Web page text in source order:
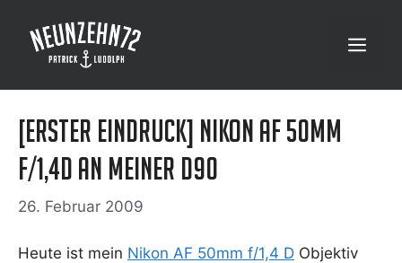
Inhalt
springen
Menü
[Erster Eindruck] Nikon AF 50mm
f/1,4D an meiner D90
26. Februar 2009
Heu­te ist mein Nikon AF 50mm f/1,4 D Objek­tiv